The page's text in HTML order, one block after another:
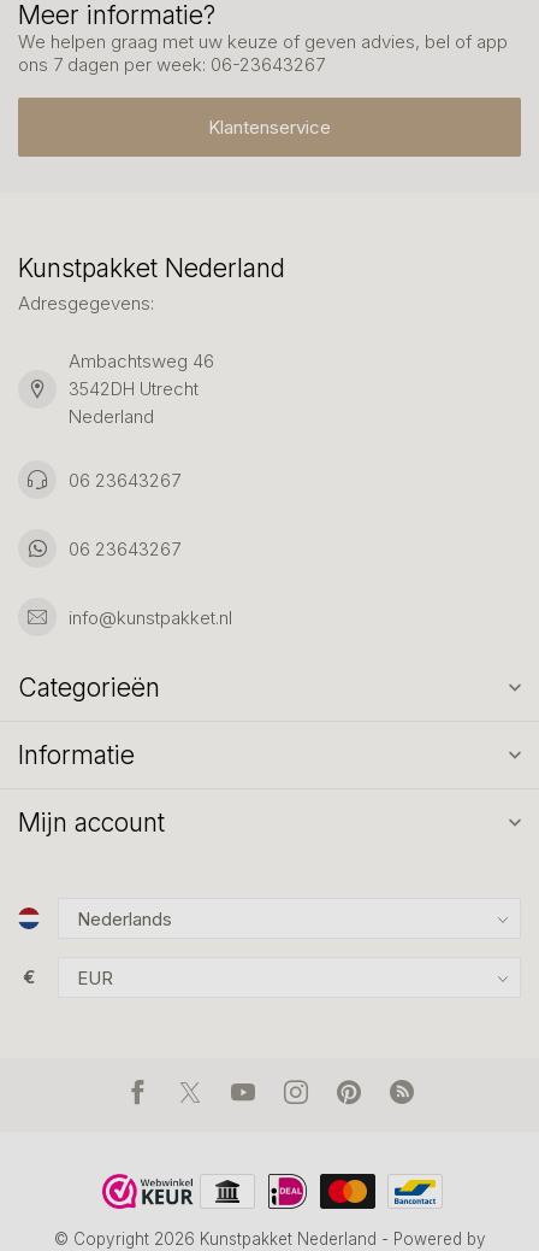
Meer informatie?
We helpen graag met uw keuze of geven advies, bel of app
ons 7 dagen per week: 06-23643267
Klantenservice
Kunstpakket Nederland
Adresgegevens:
Ambachtsweg 46
3542DH Utrecht
Nederland
06 23643267
06 23643267
info@kunstpakket.nl
Categorieën
Informatie
Mijn account
€
© Copyright 2026 Kunstpakket Nederland - Powered by